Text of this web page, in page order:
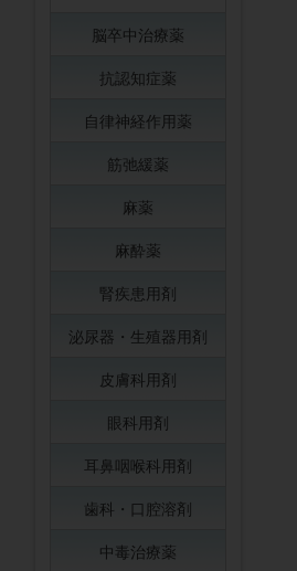
脳卒中治療薬
抗認知症薬
自律神経作用薬
筋弛緩薬
麻薬
麻酔薬
腎疾患用剤
泌尿器・生殖器用剤
皮膚科用剤
眼科用剤
耳鼻咽喉科用剤
歯科・口腔溶剤
中毒治療薬